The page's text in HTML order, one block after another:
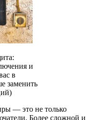
и
в
заменить
— это не только
Более сложной и